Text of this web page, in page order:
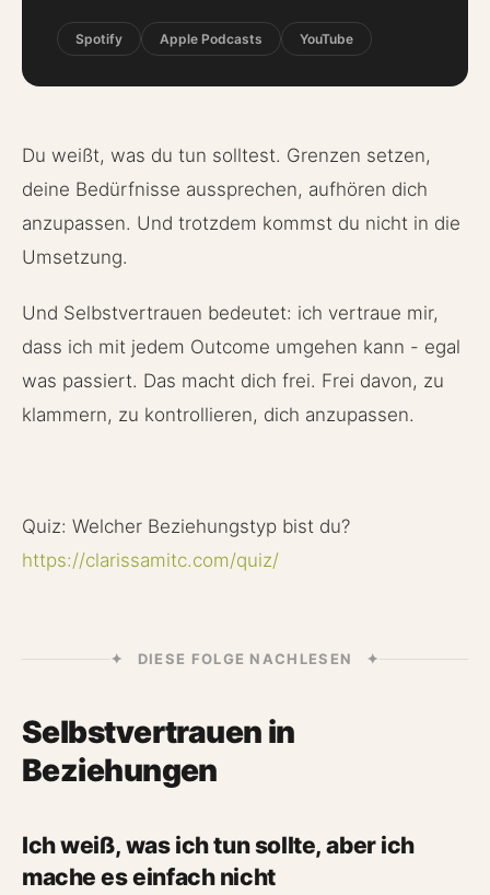
Spotify Apple Podcasts YouTube
Du weißt, was du tun solltest. Grenzen setzen,
deine Bedürfnisse aussprechen, aufhören dich
anzupassen. Und trotzdem kommst du nicht in die
Umsetzung.
Und Selbstvertrauen bedeutet: ich vertraue mir,
dass ich mit jedem Outcome umgehen kann - egal
was passiert. Das macht dich frei. Frei davon, zu
klammern, zu kontrollieren, dich anzupassen.
Quiz: Welcher Beziehungstyp bist du?
https://clarissamitc.com/quiz/
✦ DIESE FOLGE NACHLESEN ✦
Selbstvertrauen in
Beziehungen
Ich weiß, was ich tun sollte, aber ich
mache es einfach nicht